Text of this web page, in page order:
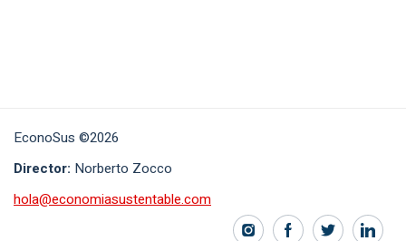
EconoSus ©2026
Director: Norberto Zocco
hola@economiasustentable.com